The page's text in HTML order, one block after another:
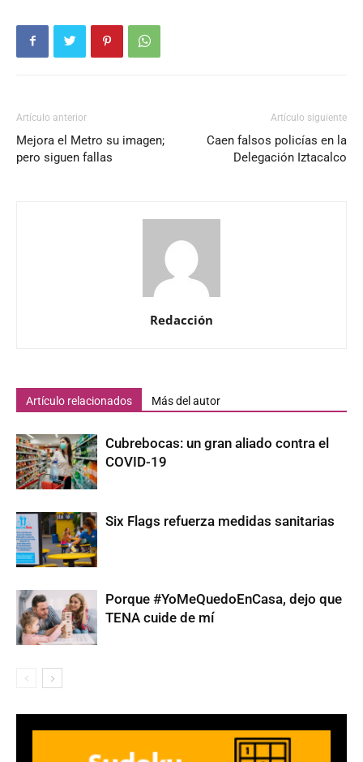
Artículo anterior
Mejora el Metro su imagen;
pero siguen fallas
Artículo siguiente
Caen falsos policías en la
Delegación Iztacalco
Redacción
Artículo relacionados Más del autor
Cubrebocas: un gran aliado contra el
COVID-19
Six Flags refuerza medidas sanitarias
Porque #YoMeQuedoEnCasa, dejo que
TENA cuide de mí